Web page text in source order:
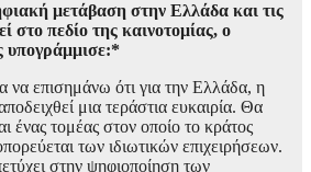
μετάβαση στην Ελλάδα και τις
στο πεδίο της καινοτομίας, ο
υπογράμμισε:*
επισημάνω ότι για την Ελλάδα, η
μια τεράστια ευκαιρία. Θα
ένας τομέας στον οποίο το κράτος
των ιδιωτικών επιχειρήσεων.
στην ψηφιοποίηση των